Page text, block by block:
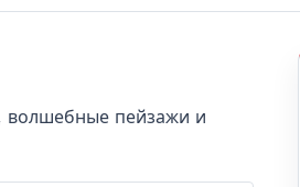
волшебные пейзажи и